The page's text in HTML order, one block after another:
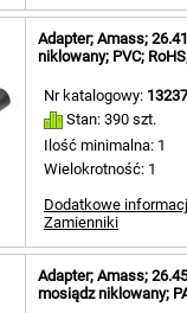
Adapter; Amass;
niklowany; PVC;
Nr katalogowy: 13237
Stan: 390 szt.
Ilość minimalna: 1
Wielokrotność: 1
Dodatkowe
Zamienniki
Adapter; Amass;
mosiądz niklowany;